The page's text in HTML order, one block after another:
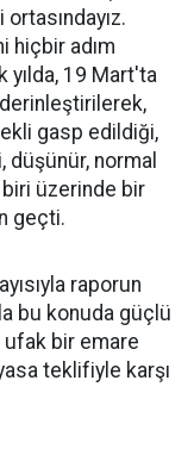
ortasındayız.
hiçbir adım
yılda, 19 Mart'ta
gasp edildiği,
düşünür, normal
üzerinde bir
geçti.
raporun
bu konuda güçlü
bir emare
teklifiyle karşı